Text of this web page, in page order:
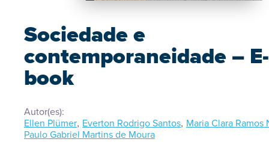
Sociedade e
contemporaneidade – E-
book
Autor(es):
Ellen Plümer, Everton Rodrigo Santos, Maria Clara Ramos
Paulo Gabriel Martins de Moura